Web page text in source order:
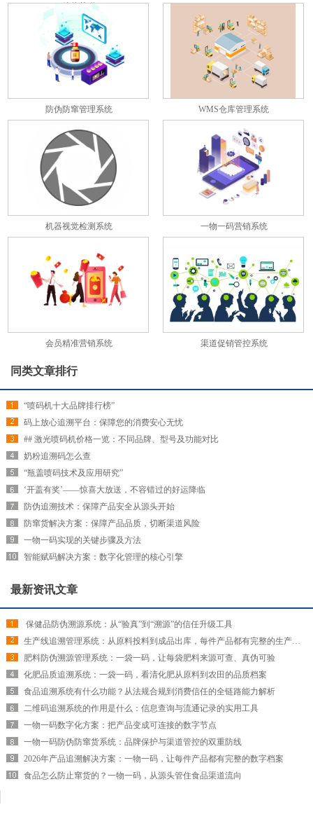
彼此关联
防伪防窜管理系统 WMS仓库管理系统
机器视觉检测系统 一物一码营销系统
会员精准营销系统 渠道促销管控系统
同类文章排行
“喷码机十大品牌排行榜”
码上放心追溯平台：保障您的消费安心无忧
## 激光喷码机价格一览：不同品牌、型号及功能对比
奶粉追溯码怎么查
“瓶盖喷码技术及应用研究”
‘开盖有奖’——惊喜大放送，不容错过的好运降临
防伪追溯技术：保障产品安全从源头开始
防窜货解决方案：保障产品品质，切断渠道风险
一物一码实现的关键步骤及方法
智能赋码解决方案：数字化管理的核心引擎
最新资讯文章
​ 保健品防伪溯源系统：从“验真”到“溯源”的信任升级工具
生产线追溯管理系统：从原料投料到成品出库，每件产品都有完整的生产履历
肥料防伪溯源管理系统：一袋一码，让每袋肥料来源可查、真伪可验
化肥品质追溯系统：一袋一码，看清化肥从原料到农田的品质档案
食品追溯系统有什么功能？从法规合规到消费信任的全链路能力解析
二维码追溯系统的作用是什么：信息查询与流通记录的实用工具
一物一码数字化方案：把产品变成可连接的数字节点
一物一码防伪防窜货系统：品牌保护与渠道管控的双重防线
2026年产品追溯解决方案：一物一码，让每件产品都有完整的数字档案
食品怎么防止窜货的？一物一码，从源头管住食品渠道流向